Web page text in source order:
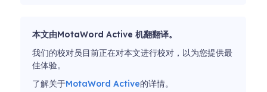
本文由MotaWord Active 机翻翻译。
我们的校对员目前正在对本文进行校对，以为您提供最
佳体验。
了解关于MotaWord Active的详情。